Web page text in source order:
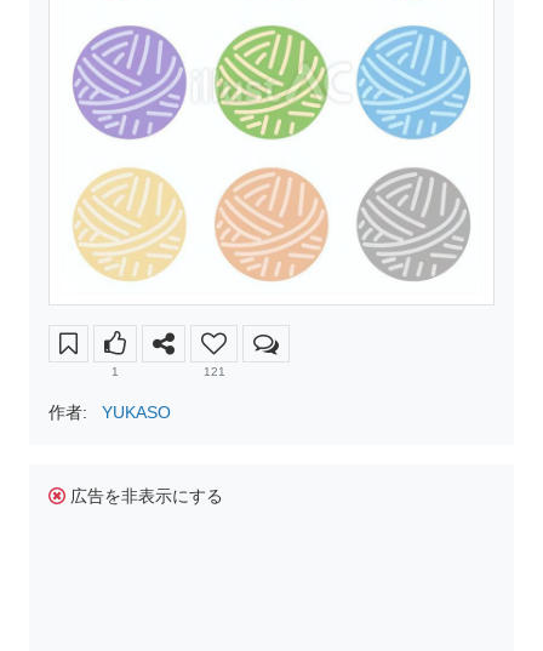
1 121
作者: YUKASO
広告を非表示にする